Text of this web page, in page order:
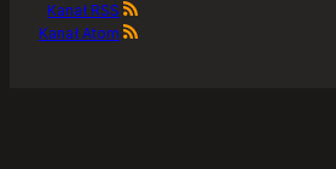
Kanał RSS
Kanał Atom